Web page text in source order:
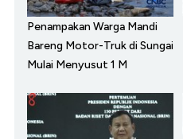
Penampakan Warga Mandi
Bareng Motor-Truk di Sungai
Mulai Menyusut 1 M